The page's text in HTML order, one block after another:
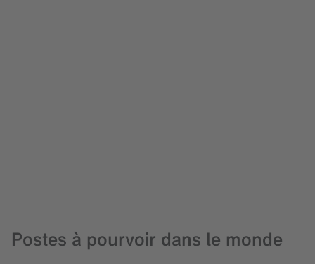
Postes à pourvoir dans le monde